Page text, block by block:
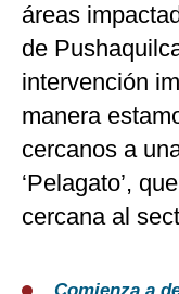
áreas
de
intervención
manera
cercanos a
‘Pelagato’,
cercana al